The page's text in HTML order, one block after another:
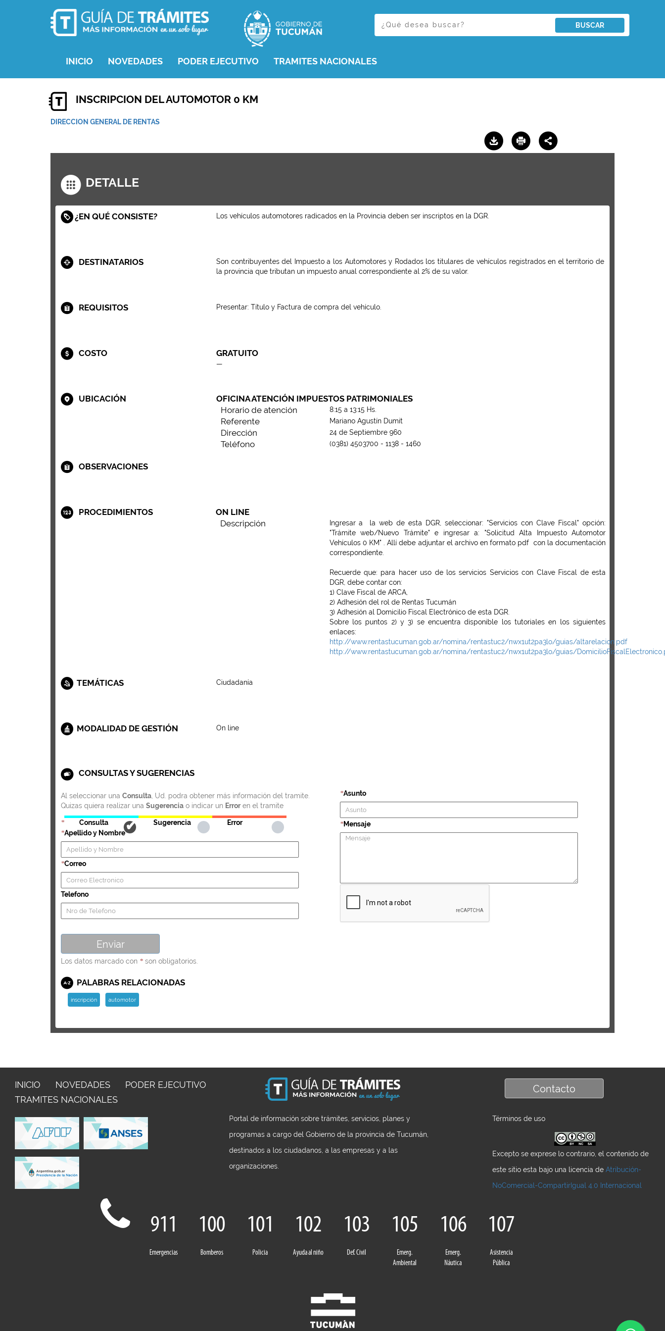
BUSCAR
INICIO NOVEDADES PODER EJECUTIVO TRAMITES NACIONALES
INSCRIPCION DEL AUTOMOTOR 0 KM
DIRECCION GENERAL DE RENTAS
DETALLE
¿EN QUÉ CONSISTE? Los vehículos automotores radicados en la Provincia deben ser inscriptos en la DGR.
DESTINATARIOS
Son contribuyentes del Impuesto a los Automotores y Rodados los titulares de vehículos registrados en el territorio de
la provincia que tributan un impuesto anual correspondiente al 2% de su valor.
REQUISITOS Presentar: Título y Factura de compra del vehículo.
COSTO GRATUITO
—
UBICACIÓN
OFICINA ATENCIÓN IMPUESTOS PATRIMONIALES
Horario de atención
8:15 a 13:15 Hs.
Referente Mariano Agustín Dumit
Dirección 24 de Septiembre 960
Teléfono (0381) 4503700 - 1138 - 1460
OBSERVACIONES
PROCEDIMIENTOS
ON LINE
Descripción
Ingresar a la web de esta DGR, seleccionar: "Servicios con Clave Fiscal" opción:
"Trámite web/Nuevo Trámite" e ingresar a: "Solicitud Alta Impuesto Automotor
Vehículos 0 KM" . Allí debe adjuntar el archivo en formato pdf con la documentación
correspondiente.
Recuerde que: para hacer uso de los servicios Servicios con Clave Fiscal de esta
DGR, debe contar con:
1) Clave Fiscal de ARCA,
2) Adhesión del rol de Rentas Tucumán
3) Adhesión al Domicilio Fiscal Electrónico de esta DGR.
Sobre los puntos 2) y 3) se encuentra disponible los tutoriales en los siguientes
enlaces:
http://www.rentastucuman.gob.ar/nomina/rentastuc2/nwx1ut2pa3lo/guias/altarelacion.pdf
http://www.rentastucuman.gob.ar/nomina/rentastuc2/nwx1ut2pa3lo/guias/
TEMÁTICAS Ciudadanía
MODALIDAD DE GESTIÓN On line
CONSULTAS Y SUGERENCIAS
Al seleccionar una Consulta , Ud. podra obtener más información del tramite.
Quizas quiera realizar una Sugerencia o indicar un Erroren el tramite
* Consulta Sugerencia Error
*Apellido y Nombre
*Correo
Telefono
*Asunto
*Mensaje
Los datos marcado con * son obligatorios.
PALABRAS RELACIONADAS
inscripción automotor
INICIO NOVEDADES
PODER EJECUTIVO
TRAMITES NACIONALES
Portal de información sobre trámites, servicios, planes y
programas a cargo del Gobierno de la provincia de Tucumán,
destinados a los ciudadanos, a las empresas y a las
organizaciones.
Contacto
Términos de uso
Excepto se exprese lo contrario, el contenido de
este sitio esta bajo una licencia de Atribución-
NoComercial-CompartirIgual 4.0 Internacional
911
Emergencias
100
Bomberos
101
Policia
102
Ayuda al niño
103
Def. Civil
105
Emerg.
Ambiental
106
Emerg.
Náutica
107
Asistencia
Pública